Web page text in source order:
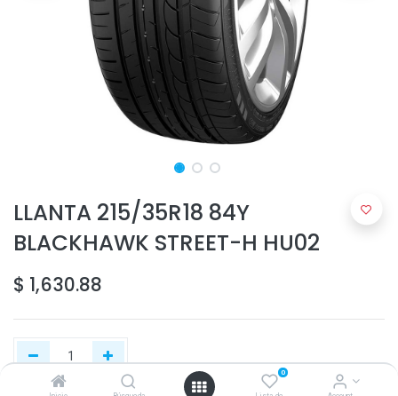
0
LLANTA 215/35R18 84Y
BLACKHAWK STREET-H HU02
$ 1,630.88